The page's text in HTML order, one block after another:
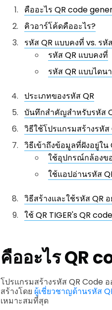
คืออะไร QR code
คิวอาร์โค้ดคืออะไร?
รหัส QR แบบคงที่ vs. รหั
รหัส QR แบบคงที่
รหัส QR แบบไดน
ประเภทของรหัส QR
บันทึกสำคัญสำหรับรหัส
วิธีใช้โปรแกรมสร้างรหั
วิธีเข้าถึงข้อมูลที่ฝังอยู่ใน
ใช้อุปกรณ์กล้องข
ใช้แอปอ่านรหัส
วิธีสร้างและใช้รหัส
ใช้ QR TIGER's QR
คืออะไร QR
โปรแกรมสร้างรหัส QR Code
สร้างโดย ผู้เชี่ยวชาญด้านรหัส
เหมาะสมที่สุด